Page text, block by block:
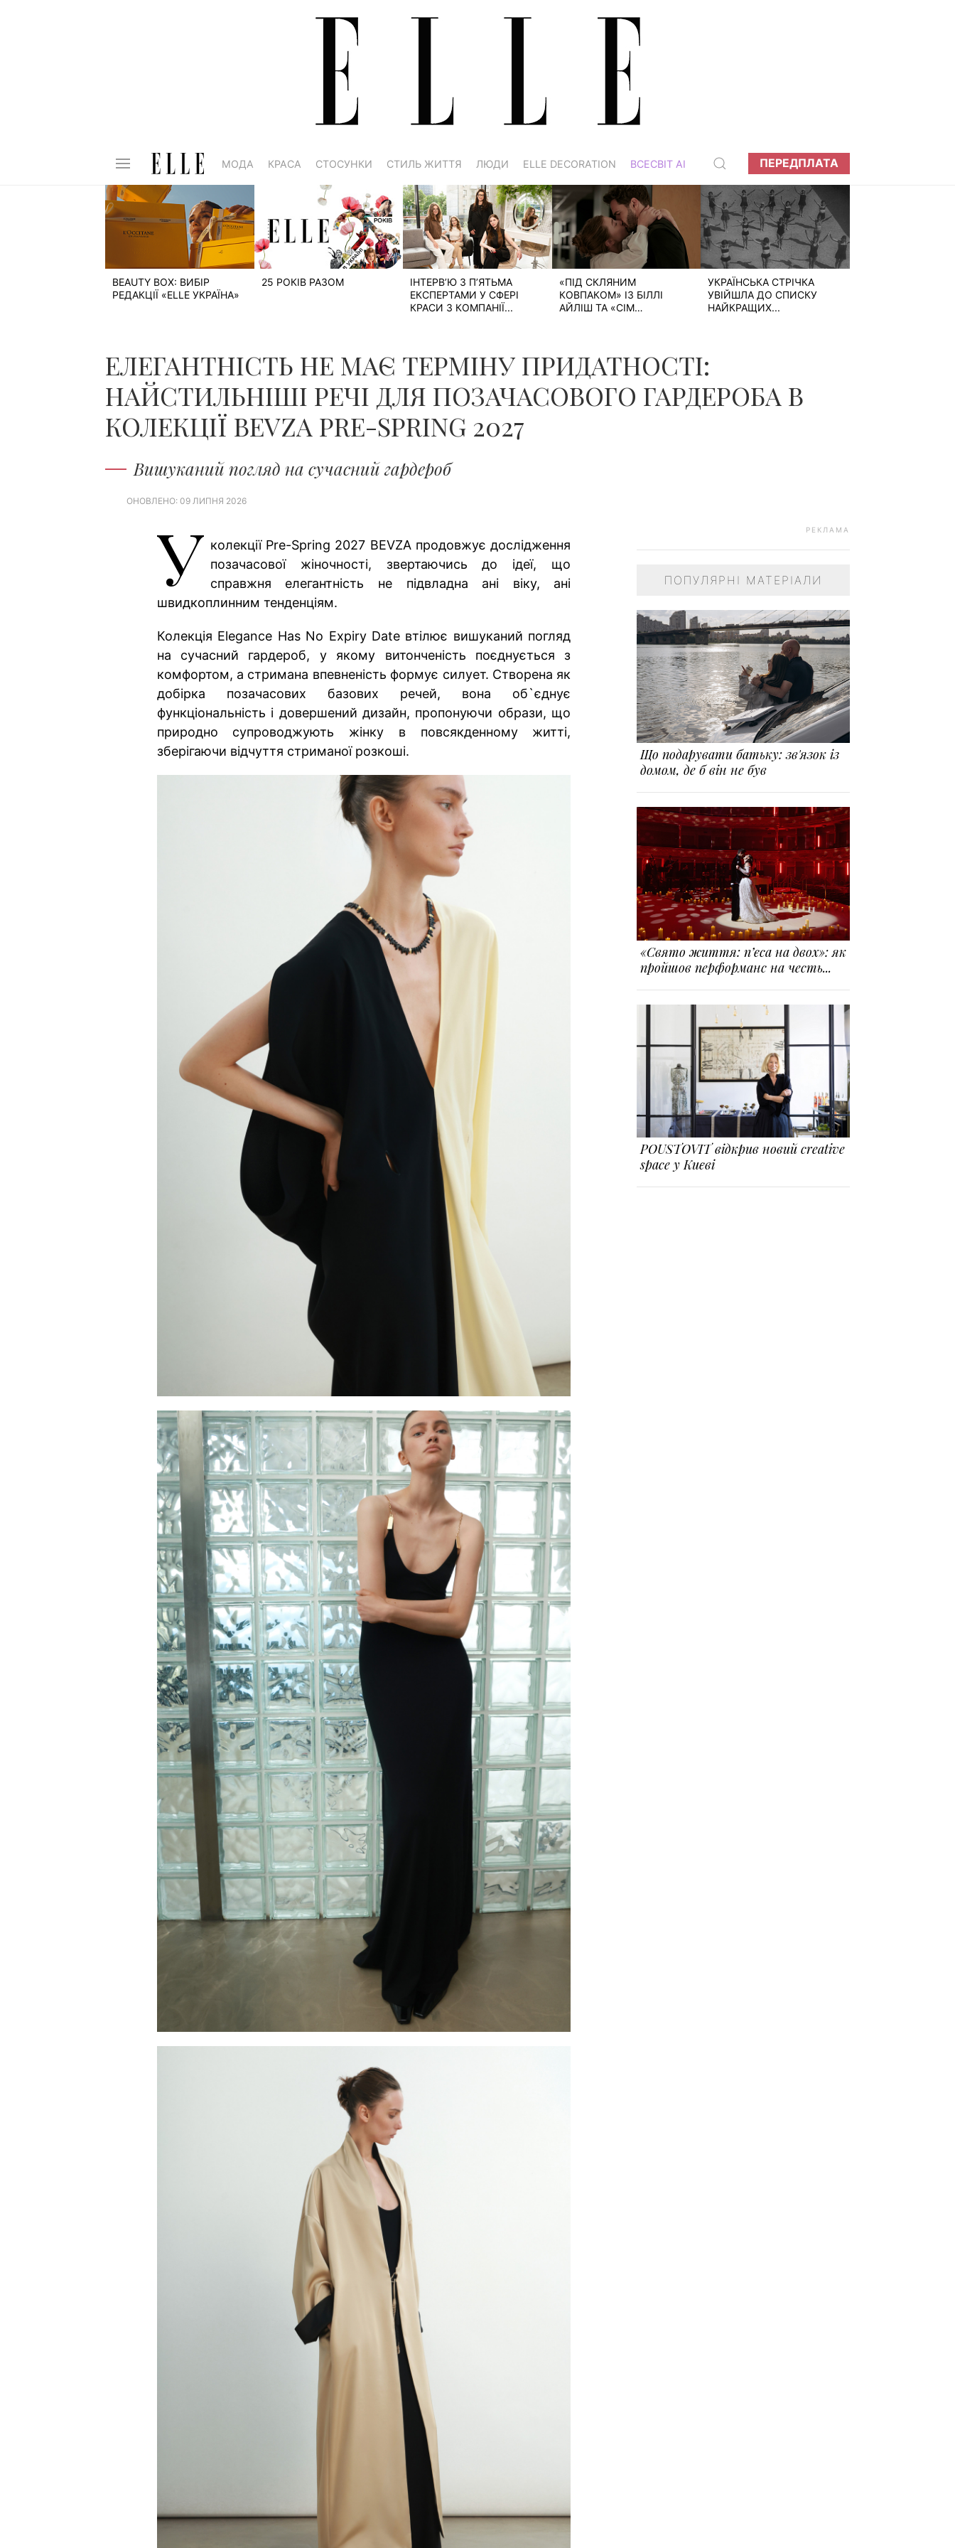
МОДА КРАСА СТОСУНКИ СТИЛЬ ЖИТТЯ ЛЮДИ ELLE DECORATION ВСЕСВІТ АІ ПЕРЕДПЛАТА
BEAUTY BOX: ВИБІР
РЕДАКЦІЇ «ELLE УКРАЇНА»
25 РОКІВ РАЗОМ
ІНТЕРВ’Ю З П’ЯТЬМА
ЕКСПЕРТАМИ У СФЕРІ
КРАСИ З КОМПАНІЇ...
«ПІД СКЛЯНИМ
КОВПАКОМ» ІЗ БІЛЛІ
АЙЛІШ ТА «СІМ
УКРАЇНСЬКА СТРІЧКА
УВІЙШЛА ДО СПИСКУ
НАЙКРАЩИХ...
ЕЛЕГАНТНІСТЬ НЕ МАЄ ТЕРМІНУ ПРИДАТНОСТІ:
НАЙСТИЛЬНІШІ РЕЧІ ДЛЯ ПОЗАЧАСОВОГО ГАРДЕРОБА В
КОЛЕКЦІЇ BEVZA PRE-SPRING 2027
Вишуканий погляд на сучасний гардероб
ОНОВЛЕНО: 09 ЛИПНЯ 2026
У колекції Pre-Spring 2027 BEVZA продовжує дослідження
позачасової жіночності, звертаючись до ідеї, що
справжня елегантність не підвладна ані віку, ані
швидкоплинним тенденціям.
Колекція Elegance Has No Expiry Date втілює вишуканий погляд
на сучасний гардероб, у якому витонченість поєднується з
комфортом, а стримана впевненість формує силует. Створена як
добірка позачасових базових речей, вона об`єднує
функціональність і довершений дизайн, пропонуючи образи, що
природно супроводжують жінку в повсякденному житті,
зберігаючи відчуття стриманої розкоші.
РЕКЛАМА
ПОПУЛЯРНІ МАТЕРІАЛИ
Що подарувати батьку: зв'язок із
домом, де б він не був
«Свято життя: п’єса на двох»: як
пройшов перформанс на честь...
POUSTOVIT відкрив новий creative
space у Києві